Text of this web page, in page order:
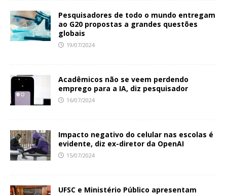
Pesquisadores de todo o mundo entregam
ao G20 propostas a grandes questões
globais
19/07/2024
Acadêmicos não se veem perdendo
emprego para a IA, diz pesquisador
16/07/2024
Impacto negativo do celular nas escolas é
evidente, diz ex-diretor da OpenAI
15/07/2024
UFSC e Ministério Público apresentam